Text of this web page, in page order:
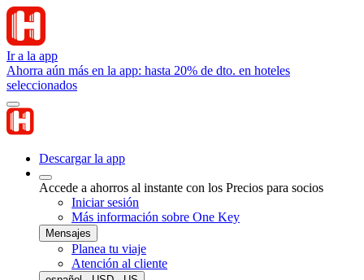
Ir a la app
Ahorra aún más en la app: hasta 20% de dto. en hoteles
seleccionados
Descargar la app
Accede a ahorros al instante con los Precios para socios
Iniciar sesión
Más información sobre One Key
Mensajes
Planea tu viaje
Atención al cliente